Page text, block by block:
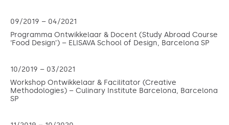
09/2019 – 04/2021
Programma Ontwikkelaar & Docent (Study Abroad Course
‘Food Design’) – ELISAVA School of Design, Barcelona SP
10/2019 – 03/2021
Workshop Ontwikkelaar & Facilitator (Creative
Methodologies) – Culinary Institute Barcelona, Barcelona
SP